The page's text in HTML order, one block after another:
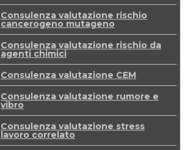
Consulenza valutazione rischio
cancerogeno mutageno
Consulenza valutazione rischio da
agenti chimici
Consulenza valutazione CEM
Consulenza valutazione rumore e
vibro
Consulenza valutazione stress
lavoro correlato